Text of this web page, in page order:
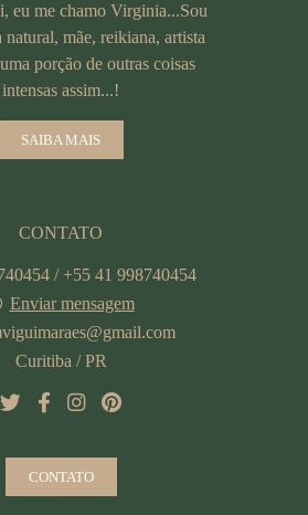
eu me chamo Virginia...Sou
natural, mãe, reikiana, artista
porção de outras coisas
intensas assim...!
SAIBA MAIS
CONTATO
/ +55 41 998740454
Enviar mensagem
Curitiba / PR
CONTATO